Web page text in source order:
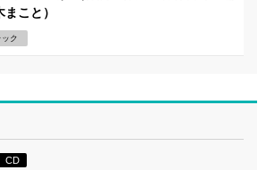
こと）
ック
CD